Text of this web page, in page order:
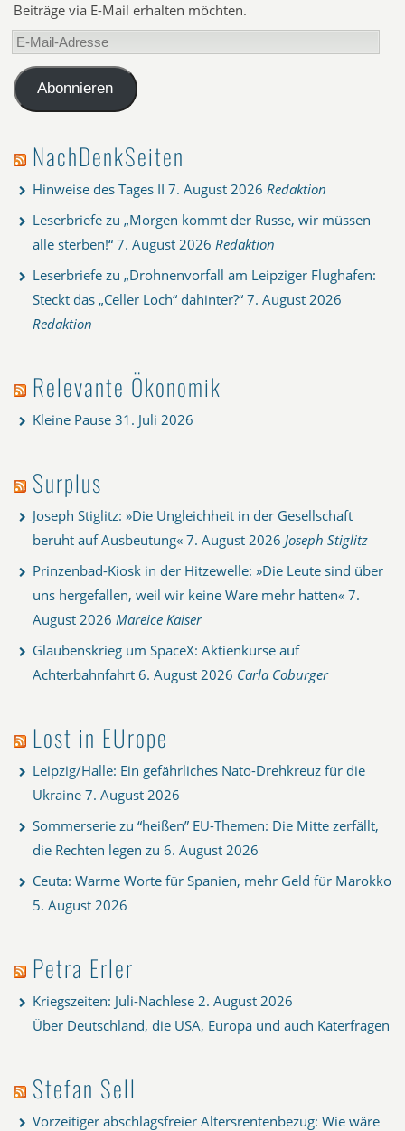
Beiträge via E-Mail erhalten möchten.
E-
Mail-
AdresseAbonnieren
NachDenkSeiten
Hinweise des Tages II 7. August 2026 Redaktion
Leserbriefe zu „Morgen kommt der Russe, wir müssen
alle sterben!“ 7. August 2026 Redaktion
Leserbriefe zu „Drohnenvorfall am Leipziger Flughafen:
Steckt das „Celler Loch“ dahinter?“ 7. August 2026
Redaktion
Relevante Ökonomik
Kleine Pause 31. Juli 2026
Surplus
Joseph Stiglitz: »Die Ungleichheit in der Gesellschaft
beruht auf Ausbeutung« 7. August 2026 Joseph Stiglitz
Prinzenbad-Kiosk in der Hitzewelle: »Die Leute sind über
uns hergefallen, weil wir keine Ware mehr hatten« 7.
August 2026 Mareice Kaiser
Glaubenskrieg um SpaceX: Aktienkurse auf
Achterbahnfahrt 6. August 2026 Carla Coburger
Lost in EUrope
Leipzig/Halle: Ein gefährliches Nato-Drehkreuz für die
Ukraine 7. August 2026
Sommerserie zu “heißen” EU-Themen: Die Mitte zerfällt,
die Rechten legen zu 6. August 2026
Ceuta: Warme Worte für Spanien, mehr Geld für Marokko
5. August 2026
Petra Erler
Kriegszeiten: Juli-Nachlese 2. August 2026
Über Deutschland, die USA, Europa und auch Katerfragen
Stefan Sell
Vorzeitiger abschlagsfreier Altersrentenbezug: Wie wäre